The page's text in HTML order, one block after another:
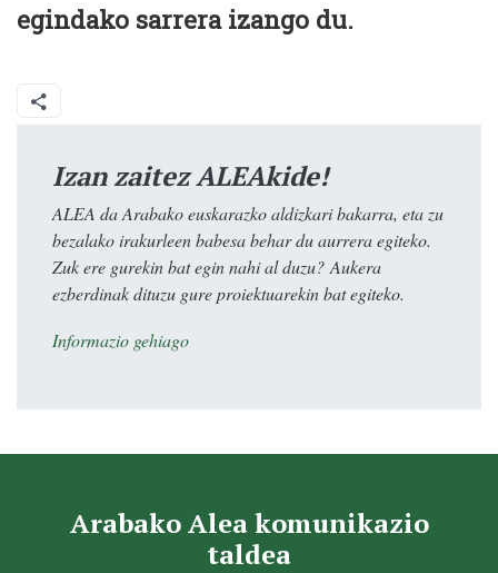
egindako sarrera izango du.
Izan zaitez ALEAkide!
ALEA da Arabako euskarazko aldizkari bakarra, eta zu
bezalako irakurleen babesa behar du aurrera egiteko.
Zuk ere gurekin bat egin nahi al duzu? Aukera
ezberdinak dituzu gure proiektuarekin bat egiteko.
Informazio gehiago
Arabako Alea komunikazio
taldea